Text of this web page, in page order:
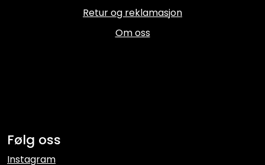
Retur og reklamasjon
Om oss
Følg oss
Instagram